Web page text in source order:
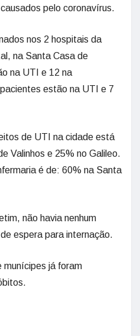
pelo coronavírus.
nos 2 hospitais da
na Santa Casa de
na UTI e 12 na
estão na UTI e 7
de UTI na cidade está
Valinhos e 25% no Galileo.
é de: 60% na Santa
não havia nenhum
espera para internação.
já foram
14h00